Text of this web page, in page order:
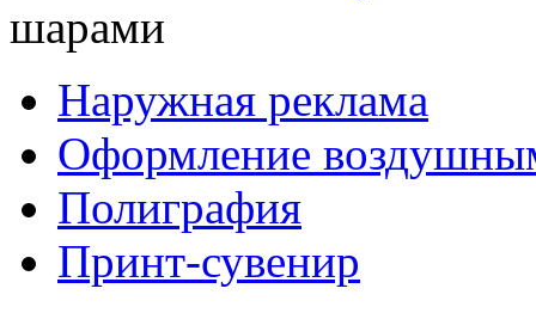
шарами
Наружная реклама
Оформление
Полиграфия
Принт-сувенир